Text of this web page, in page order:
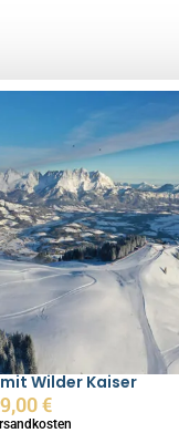
Wilder Kaiser
€